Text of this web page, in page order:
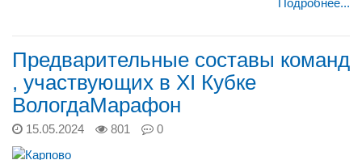
Предварительные составы команд
, участвующих в XI Кубке
ВологдаМарафон
15.05.2024 801 0